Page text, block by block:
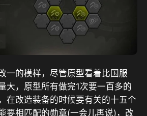
一的模样，尽管原型看着比国服
大，原型所有做完1次要一百多的
在改造装备的时候要有关的十五个
要相匹配的勋章(一会儿再说)，改